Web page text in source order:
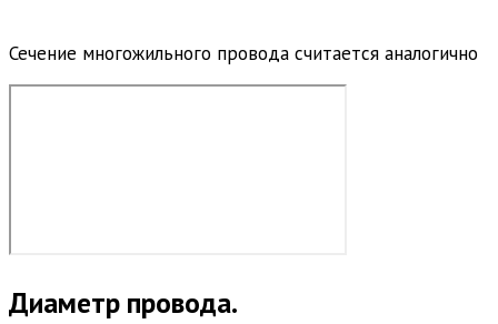
Сечение многожильного провода считается аналогично
Диаметр провода.